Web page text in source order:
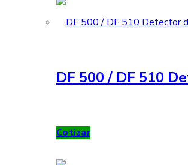
DF 500 / DF 510
Cotizar